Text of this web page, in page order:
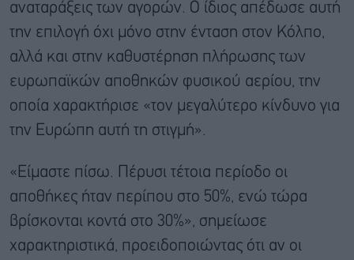
αναταράξεις των αγορών. Ο ίδιος απέδωσε αυτή
την επιλογή όχι μόνο στην ένταση στον Κόλπο,
αλλά και στην καθυστέρηση πλήρωσης των
ευρωπαϊκών αποθηκών φυσικού αερίου, την
οποία χαρακτήρισε «τον μεγαλύτερο κίνδυνο για
την Ευρώπη αυτή τη στιγμή».
«Είμαστε πίσω. Πέρυσι τέτοια περίοδο οι
αποθήκες ήταν περίπου στο 50%, ενώ τώρα
βρίσκονται κοντά στο 30%», σημείωσε
χαρακτηριστικά, προειδοποιώντας ότι αν οι